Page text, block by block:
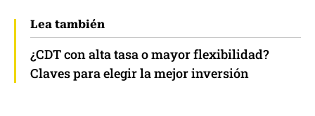
Lea también
¿CDT con alta tasa o mayor flexibilidad?
Claves para elegir la mejor inversión